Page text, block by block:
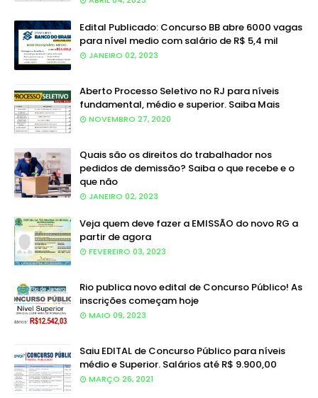
Edital Publicado: Concurso BB abre 6000 vagas
para nível medio com salário de R$ 5,4 mil
JANEIRO 02, 2023
Aberto Processo Seletivo no RJ para níveis
fundamental, médio e superior. Saiba Mais
NOVEMBRO 27, 2020
Quais são os direitos do trabalhador nos
pedidos de demissão? Saiba o que recebe e o
que não
JANEIRO 02, 2023
Veja quem deve fazer a EMISSÃO do novo RG a
partir de agora
FEVEREIRO 03, 2023
Rio publica novo edital de Concurso Público! As
inscrições começam hoje
MAIO 09, 2023
Saiu EDITAL de Concurso Público para níveis
médio e Superior. Salários até R$ 9.900,00
MARÇO 26, 2021